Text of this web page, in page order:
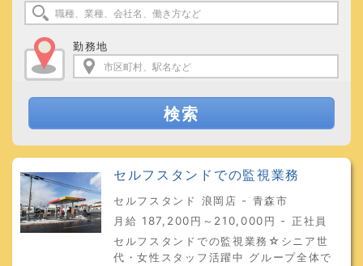
勤務地
検索
セルフスタンドでの監視業務
セルフスタンド 浪岡店 - 青森市
月給 187,200円～210,000円 - 正社員
セルフスタンドでの監視業務☆シニア世
代・女性スタッフ活躍中 グループ全体で